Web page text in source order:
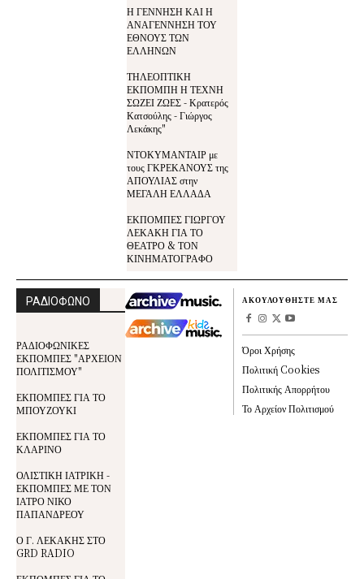
Η ΓΕΝΝΗΣΗ ΚΑΙ Η
ΑΝΑΓΕΝΝΗΣΗ ΤΟΥ
ΕΘΝΟΥΣ ΤΩΝ
ΕΛΛΗΝΩΝ
ΤΗΛΕΟΠΤΙΚΗ
ΕΚΠΟΜΠΗ Η ΤΕΧΝΗ
ΣΩΖΕΙ ΖΩΕΣ - Κρατερός
Κατσούλης - Γιώργος
Λεκάκης"
ΝΤΟΚΥΜΑΝΤΑΙΡ με
τους ΓΚΡΕΚΑΝΟΥΣ της
ΑΠΟΥΛΙΑΣ στην
ΜΕΓΑΛΗ ΕΛΛΑΔΑ
ΕΚΠΟΜΠΕΣ ΓΙΩΡΓΟΥ
ΛΕΚΑΚΗ ΓΙΑ ΤΟ
ΘΕΑΤΡΟ & ΤΟΝ
ΚΙΝΗΜΑΤΟΓΡΑΦΟ
ΡΑΔΙΟΦΩΝΟ
ΡΑΔΙΟΦΩΝΙΚΕΣ
ΕΚΠΟΜΠΕΣ "ΑΡΧΕΙΟΝ
ΠΟΛΙΤΙΣΜΟΥ"
ΕΚΠΟΜΠΕΣ ΓΙΑ ΤΟ
ΜΠΟΥΖΟΥΚΙ
ΕΚΠΟΜΠΕΣ ΓΙΑ ΤΟ
ΚΛΑΡΙΝΟ
ΟΛΙΣΤΙΚΗ ΙΑΤΡΙΚΗ -
ΕΚΠΟΜΠΕΣ ΜΕ ΤΟΝ
ΙΑΤΡΟ ΝΙΚΟ
ΠΑΠΑΝΔΡΕΟΥ
Ο Γ. ΛΕΚΑΚΗΣ ΣΤΟ
GRD RADIO
ΑΚΟΥΛΟΥΘΗΣΤΕ ΜΑΣ
Όροι Χρήσης
Πολιτική Cookies
Πολιτικής Απορρήτου
Το Αρχείον Πολιτισμού